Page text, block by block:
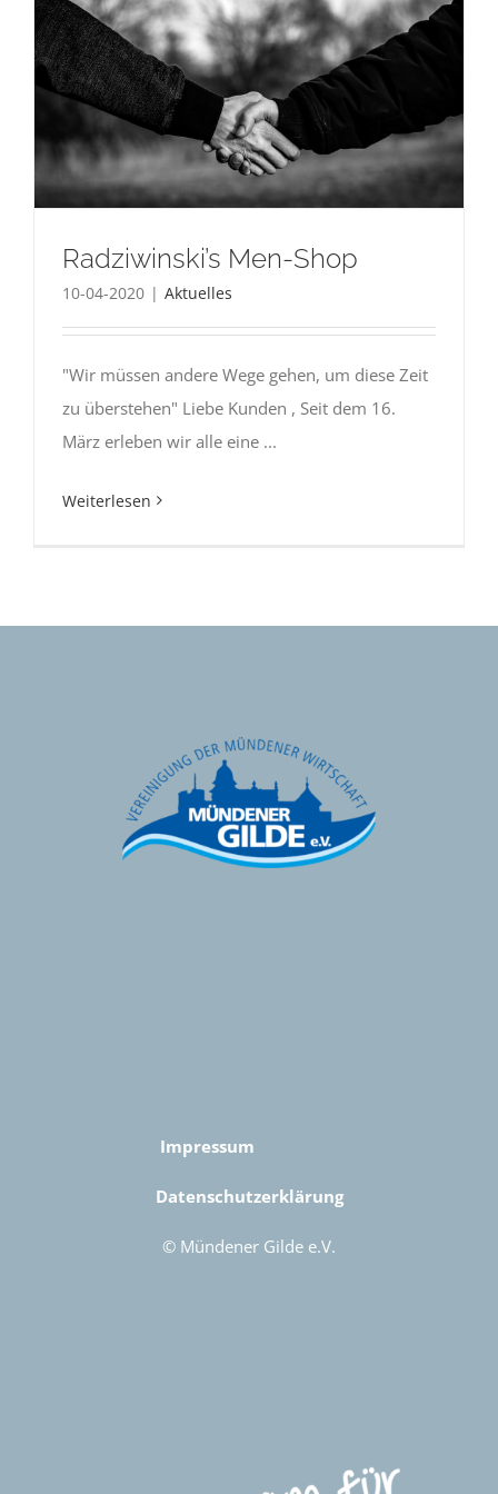
Radziwinski’s Men-Shop
10-04-2020 | Aktuelles
"Wir müssen andere Wege gehen, um diese Zeit
zu überstehen" Liebe Kunden , Seit dem 16.
März erleben wir alle eine ...
Weiterlesen
Impressum
Datenschutzerklärung
© Mündener Gilde e.V.